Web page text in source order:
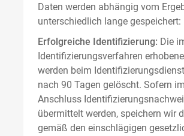
Daten werden abhängig vom
unterschiedlich lange gespeichert:
Erfolgreiche Identifizierung: Die
Identifizierungsverfahren
werden beim
nach 90 Tagen gelöscht. Sofern im
Anschluss
übermittelt werden, speichern wir
gemäß den einschlägigen